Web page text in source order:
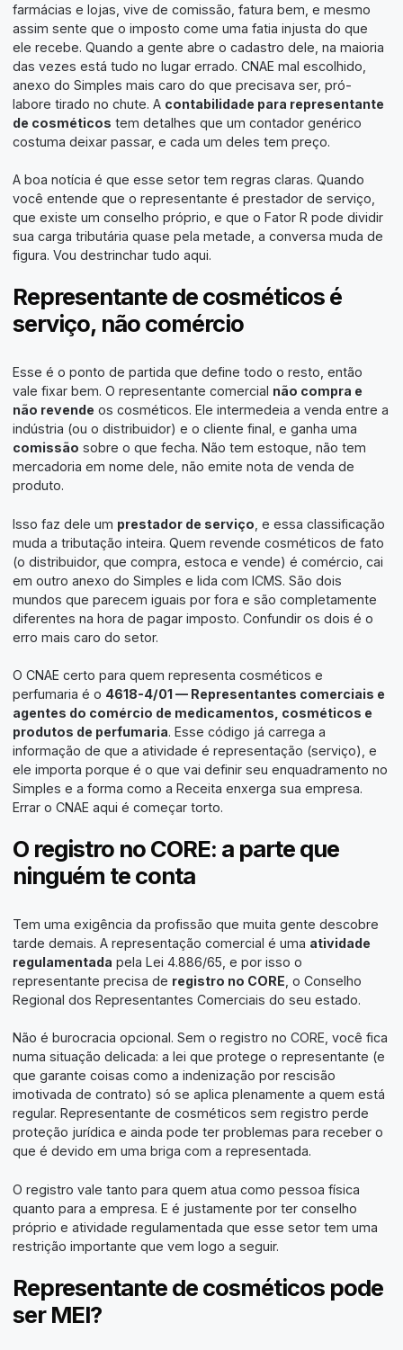
farmácias e lojas, vive de comissão, fatura bem, e mesmo
assim sente que o imposto come uma fatia injusta do que
ele recebe. Quando a gente abre o cadastro dele, na maioria
das vezes está tudo no lugar errado. CNAE mal escolhido,
anexo do Simples mais caro do que precisava ser, pró-
labore tirado no chute. A contabilidade para representante
de cosméticos tem detalhes que um contador genérico
costuma deixar passar, e cada um deles tem preço.
A boa notícia é que esse setor tem regras claras. Quando
você entende que o representante é prestador de serviço,
que existe um conselho próprio, e que o Fator R pode dividir
sua carga tributária quase pela metade, a conversa muda de
figura. Vou destrinchar tudo aqui.
Representante de cosméticos é
serviço, não comércio
Esse é o ponto de partida que define todo o resto, então
vale fixar bem. O representante comercial não compra e
não revende os cosméticos. Ele intermedeia a venda entre a
indústria (ou o distribuidor) e o cliente final, e ganha uma
comissão sobre o que fecha. Não tem estoque, não tem
mercadoria em nome dele, não emite nota de venda de
produto.
Isso faz dele um prestador de serviço , e essa classificação
muda a tributação inteira. Quem revende cosméticos de fato
(o distribuidor, que compra, estoca e vende) é comércio, cai
em outro anexo do Simples e lida com ICMS. São dois
mundos que parecem iguais por fora e são completamente
diferentes na hora de pagar imposto. Confundir os dois é o
erro mais caro do setor.
O CNAE certo para quem representa cosméticos e
perfumaria é o 4618-4/01 — Representantes comerciais e
agentes do comércio de medicamentos, cosméticos e
produtos de perfumaria. Esse código já carrega a
informação de que a atividade é representação (serviço), e
ele importa porque é o que vai definir seu enquadramento no
Simples e a forma como a Receita enxerga sua empresa.
Errar o CNAE aqui é começar torto.
O registro no CORE: a parte que
ninguém te conta
Tem uma exigência da profissão que muita gente descobre
tarde demais. A representação comercial é uma atividade
regulamentada pela Lei 4.886/65, e por isso o
representante precisa de registro no CORE , o Conselho
Regional dos Representantes Comerciais do seu estado.
Não é burocracia opcional. Sem o registro no CORE, você fica
numa situação delicada: a lei que protege o representante (e
que garante coisas como a indenização por rescisão
imotivada de contrato) só se aplica plenamente a quem está
regular. Representante de cosméticos sem registro perde
proteção jurídica e ainda pode ter problemas para receber o
que é devido em uma briga com a representada.
O registro vale tanto para quem atua como pessoa física
quanto para a empresa. E é justamente por ter conselho
próprio e atividade regulamentada que esse setor tem uma
restrição importante que vem logo a seguir.
Representante de cosméticos pode
ser MEI?